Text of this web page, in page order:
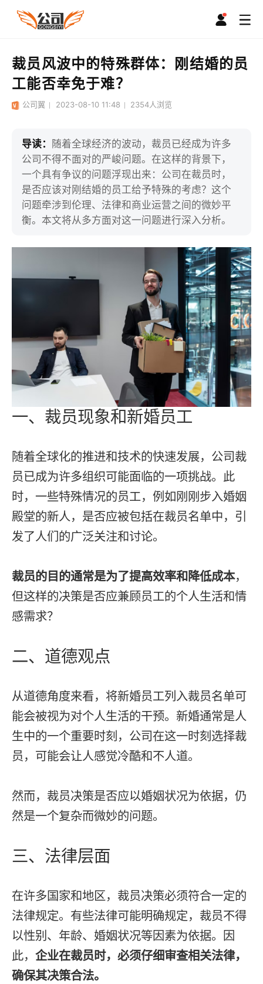
裁员风波中的特殊群体：刚结婚的员
工能否幸免于难？
公司翼 2023-08-10 11:48 2354人浏览
导读：
随着全球经济的波动，裁员已经成为许多
公司不得不面对的严峻问题。在这样的背景下，
一个具有争议的问题浮现出来：公司在裁员时，
是否应该对刚结婚的员工给予特殊的考虑？这个
问题牵涉到伦理、法律和商业运营之间的微妙平
衡。本文将从多方面对这一问题进行深入分析。
一、裁员现象和新婚员工
随着全球化的推进和技术的快速发展，公司裁
员已成为许多组织可能面临的一项挑战。此
时，一些特殊情况的员工，例如刚刚步入婚姻
殿堂的新人，是否应被包括在裁员名单中，引
发了人们的广泛关注和讨论。
裁员的目的通常是为了提高效率和降低成本，
但这样的决策是否应兼顾员工的个人生活和情
感需求？
二、道德观点
从道德角度来看，将新婚员工列入裁员名单可
能会被视为对个人生活的干预。新婚通常是人
生中的一个重要时刻，公司在这一时刻选择裁
员，可能会让人感觉冷酷和不人道。
然而，裁员决策是否应以婚姻状况为依据，仍
然是一个复杂而微妙的问题。
三、法律层面
在许多国家和地区，裁员决策必须符合一定的
法律规定。有些法律可能明确规定，裁员不得
以性别、年龄、婚姻状况等因素为依据。因
此，企业在裁员时，必须仔细审查相关法律，
确保其决策合法。